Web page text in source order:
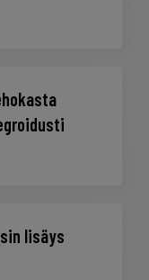
lisäys